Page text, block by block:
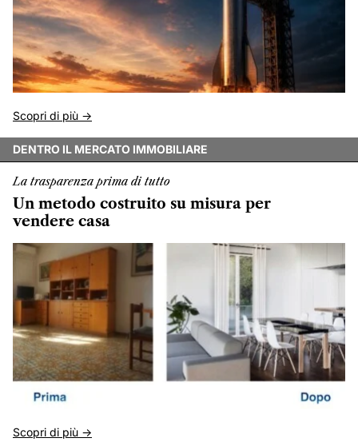
Scopri di più ->
DENTRO IL MERCATO IMMOBILIARE
La trasparenza prima di tutto
Un metodo costruito su misura per
vendere casa
Scopri di più ->